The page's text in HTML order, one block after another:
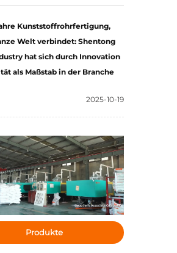
Kunststoffrohrfertigung,
Welt verbindet: Shentong
hat sich durch Innovation
als Maßstab in der Branche
2025-10-19
Produkte